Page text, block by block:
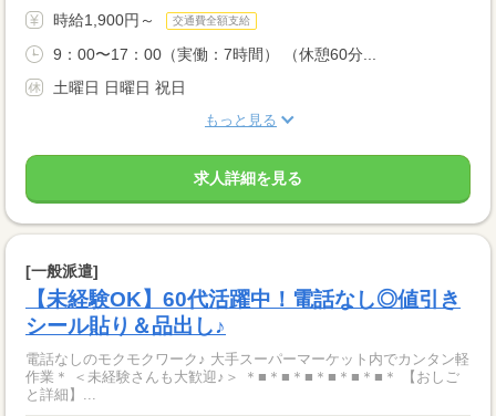
時給1,900円～ 交通費全額支給
9：00〜17：00（実働：7時間） （休憩60分...
土曜日 日曜日 祝日
もっと見る
求人詳細を見る
[一般派遣]
【未経験OK】60代活躍中！電話なし◎値引き
シール貼り＆品出し♪
電話なしのモクモクワーク♪ 大手スーパーマーケット内でカンタン軽
作業＊ ＜未経験さんも大歓迎♪＞ ＊■＊■＊■＊■＊■＊■＊ 【おしご
と詳細】...